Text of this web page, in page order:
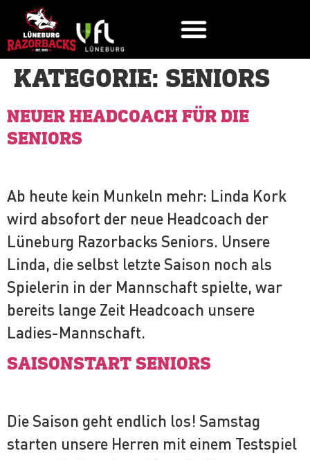
KATEGORIE: SENIORS
NEUER HEADCOACH FÜR DIE
SENIORS
Ab heute kein Munkeln mehr: Linda Kork
wird absofort der neue Headcoach der
Lüneburg Razorbacks Seniors. Unsere
Linda, die selbst letzte Saison noch als
Spielerin in der Mannschaft spielte, war
bereits lange Zeit Headcoach unsere
Ladies-Mannschaft.
SAISONSTART SENIORS
Die Saison geht endlich los! Samstag
starten unsere Herren mit einem Testspiel